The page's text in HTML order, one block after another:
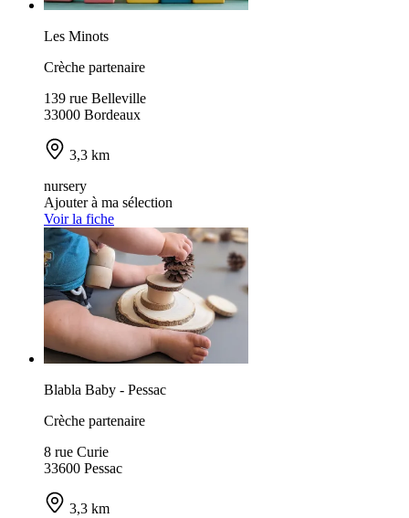
Les Minots
Crèche partenaire
139 rue Belleville
33000 Bordeaux
3,3 km
nursery
Ajouter à ma sélection
Voir la fiche
Blabla Baby - Pessac
Crèche partenaire
8 rue Curie
33600 Pessac
3,3 km